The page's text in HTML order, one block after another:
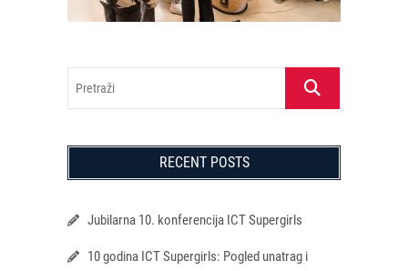
Pretraži
RECENT POSTS
Jubilarna 10. konferencija ICT Supergirls
10 godina ICT Supergirls: Pogled unatrag i